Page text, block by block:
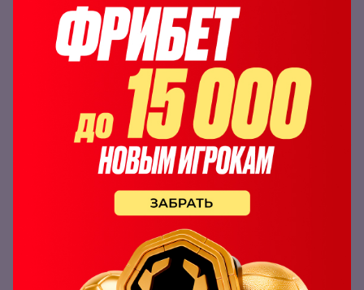
котором инициатива переходила из рук в руки.
В третьем раунде Мадрахимов поймал визави на
ошибке и засабмитил приемом «треугольник».
Прогноз на бой Мадрахимов – Климов
С предыдущей баталии спортсмены выросли в
геометрической прогрессии. Поэтому зрителей ожидает
ожесточенная и напряженная дуэль. Каждый из бойцов
Однако вряд ли Дмитрию удастся также держать
Фазлиддина у сетки, как Тагира Хибиева. В стойке же
«Карим» потехничнее «Армейца».